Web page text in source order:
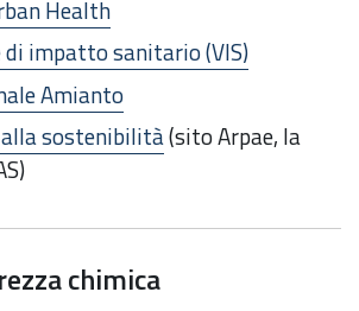
Health
impatto sanitario (VIS)
Amianto
sostenibilità(sito Arpae, la
chimica